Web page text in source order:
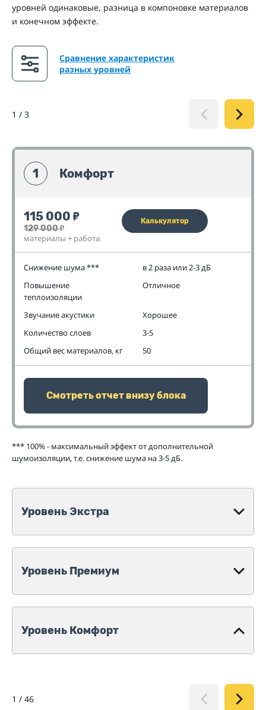
уровней одинаковые, разница в компоновке материалов
и конечном эффекте.
Сравнение характеристик
разных уровней
1 / 3
1 Комфорт
115 000 ₽
129 000₽
материалы + работа
Калькулятор
Снижение шума ***
в 2 раза или 2-3 дБ
Повышение
теплоизоляции
Отличное
Звучание акустики
Хорошее
Количество слоев
3-5
Общий вес материалов, кг
50
Смотреть отчет внизу блока
*** 100% - максимальный эффект от дополнительной
шумоизоляции, т.е. снижение шума на 3-5 дБ.
Уровень Экстра
Уровень Премиум
Уровень Комфорт
1 / 46